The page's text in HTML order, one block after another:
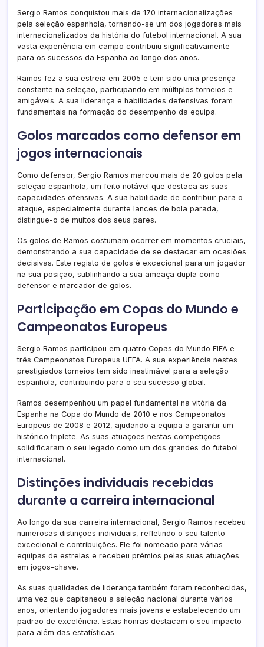
Sergio Ramos conquistou mais de 170 internacionalizações
pela seleção espanhola, tornando-se um dos jogadores mais
internacionalizados da história do futebol internacional. A sua
vasta experiência em campo contribuiu significativamente
para os sucessos da Espanha ao longo dos anos.
Ramos fez a sua estreia em 2005 e tem sido uma presença
constante na seleção, participando em múltiplos torneios e
amigáveis. A sua liderança e habilidades defensivas foram
fundamentais na formação do desempenho da equipa.
Golos marcados como defensor em
jogos internacionais
Como defensor, Sergio Ramos marcou mais de 20 golos pela
seleção espanhola, um feito notável que destaca as suas
capacidades ofensivas. A sua habilidade de contribuir para o
ataque, especialmente durante lances de bola parada,
distingue-o de muitos dos seus pares.
Os golos de Ramos costumam ocorrer em momentos cruciais,
demonstrando a sua capacidade de se destacar em ocasiões
decisivas. Este registo de golos é excecional para um jogador
na sua posição, sublinhando a sua ameaça dupla como
defensor e marcador de golos.
Participação em Copas do Mundo e
Campeonatos Europeus
Sergio Ramos participou em quatro Copas do Mundo FIFA e
três Campeonatos Europeus UEFA. A sua experiência nestes
prestigiados torneios tem sido inestimável para a seleção
espanhola, contribuindo para o seu sucesso global.
Ramos desempenhou um papel fundamental na vitória da
Espanha na Copa do Mundo de 2010 e nos Campeonatos
Europeus de 2008 e 2012, ajudando a equipa a garantir um
histórico triplete. As suas atuações nestas competições
solidificaram o seu legado como um dos grandes do futebol
internacional.
Distinções individuais recebidas
durante a carreira internacional
Ao longo da sua carreira internacional, Sergio Ramos recebeu
numerosas distinções individuais, refletindo o seu talento
excecional e contribuições. Ele foi nomeado para várias
equipas de estrelas e recebeu prémios pelas suas atuações
em jogos-chave.
As suas qualidades de liderança também foram reconhecidas,
uma vez que capitaneou a seleção nacional durante vários
anos, orientando jogadores mais jovens e estabelecendo um
padrão de excelência. Estas honras destacam o seu impacto
para além das estatísticas.